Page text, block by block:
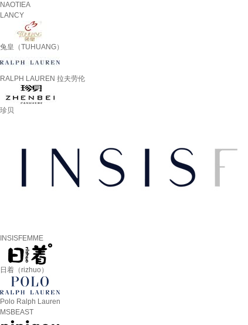
NAOTIEA
LANCY
兔皇（TUHUANG）
RALPH LAUREN 拉夫劳伦
珍贝
INSISFEMME
日着（rizhuo）
Polo Ralph Lauren
MSBEAST